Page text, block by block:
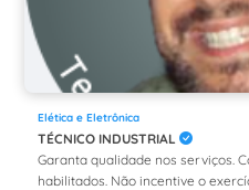
Elética e Eletrônica
TÉCNICO INDUSTRIAL
Garanta qualidade nos serviços.
habilitados. Não incentive o